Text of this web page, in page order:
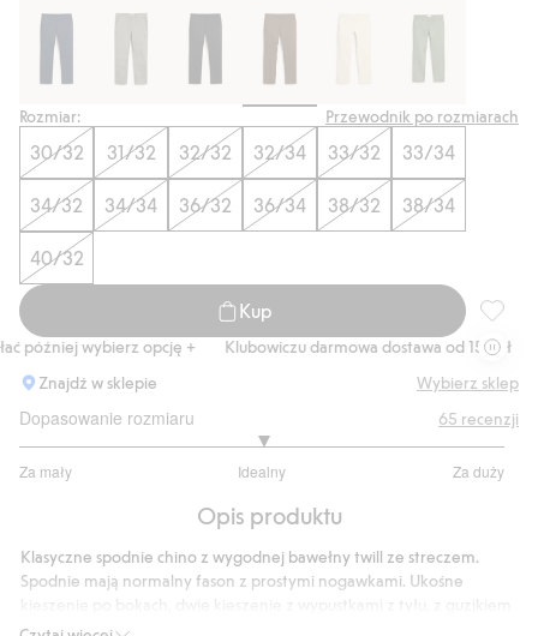
Rozmiar: Przewodnik po rozmiarach
30/32 31/32 32/32 32/34 33/32 33/34
34/32 34/34 36/32 36/34 38/32 38/34
40/32
Kup
wybierz opcję + Klubowiczu darmowa dostawa od 150 zł
Znajdź w sklepie
Wybierz sklep
Dopasowanie rozmiaru
Za mały Idealny Za duży
na
50
głosów
65 recenzji
Opis produktu
Klasyczne spodnie chino z wygodnej bawełny twill ze streczem.
Spodnie mają normalny fason z prostymi nogawkami. Ukośne
i kieszonka na monetę z przodu przy pasie. Kryty rozporek z